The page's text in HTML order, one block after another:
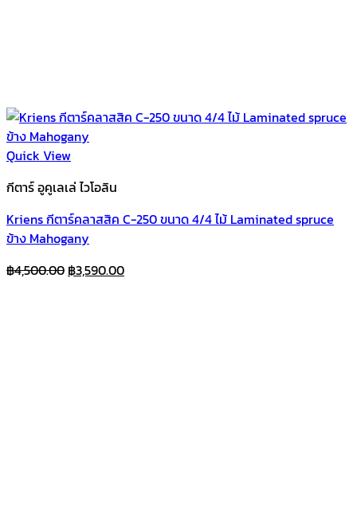
Quick View
กีตาร์ อูคูเลเล่ ไวโอลิน
Kriens กีตาร์คลาสสิค C-250 ขนาด 4/4 ไม้ Laminated spruce
ข้าง Mahogany
฿4,500.00 Original
฿3,590.00Current